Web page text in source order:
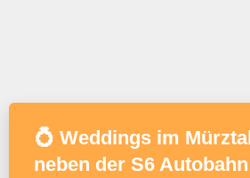
💍 Weddings im
neben der S6